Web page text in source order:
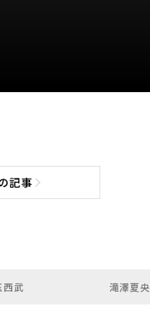
記事
次の記事へ
西武 滝澤夏央